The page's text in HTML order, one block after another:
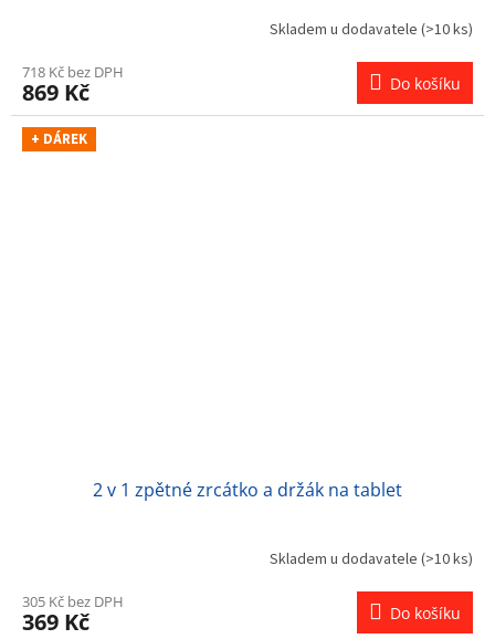
Skladem u dodavatele (>10 ks)
718 Kč bez DPH
869 Kč Do košíku
+ DÁREK
2 v 1 zpětné zrcátko a držák na tablet
Skladem u dodavatele (>10 ks)
305 Kč bez DPH
369 Kč Do košíku